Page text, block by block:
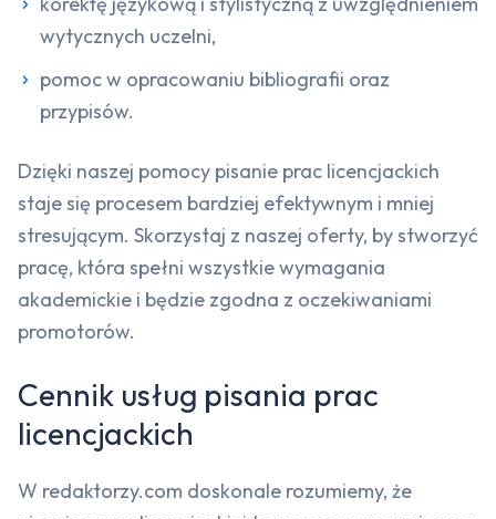
wytycznych uczelni,
pomoc w opracowaniu bibliografii oraz
przypisów.
Dzięki naszej pomocy pisanie prac licencjackich
staje się procesem bardziej efektywnym i mniej
stresującym. Skorzystaj z naszej oferty, by stworzyć
pracę, która spełni wszystkie wymagania
akademickie i będzie zgodna z oczekiwaniami
promotorów.
Cennik usług pisania prac
licencjackich
W redaktorzy.com doskonale rozumiemy, że